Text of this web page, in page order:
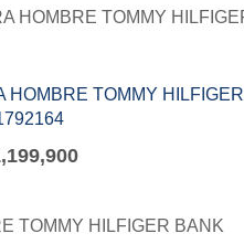
HOMBRE TOMMY HILFIGER